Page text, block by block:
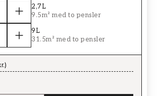
2,7L
9.5m² med to pensler
9L
31.5m² med to pensler
)